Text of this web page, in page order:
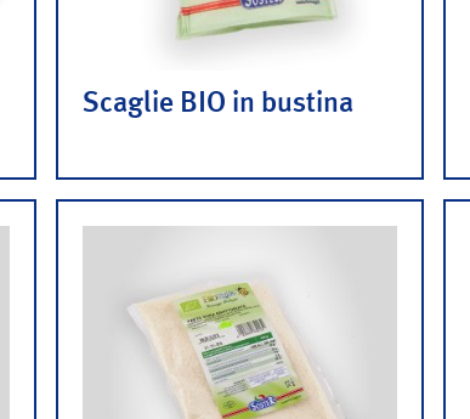
Scaglie BIO in bustina